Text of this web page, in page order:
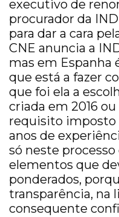
executivo de
procurador da
para dar a cara
CNE anuncia a
mas em Espanha
que está a fazer
que foi ela a
criada em 2016
requisito imposto
anos de
só neste
elementos que
ponderados,
transparência, na
consequente